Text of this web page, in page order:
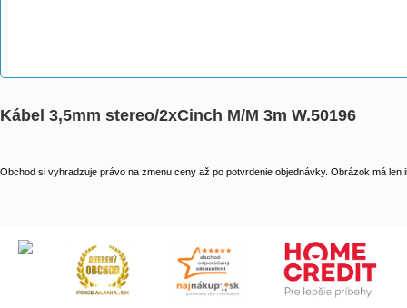
Kábel 3,5mm stereo/2xCinch M/M 3m W.50196
Obchod si vyhradzuje právo na zmenu ceny až po potvrdenie objednávky. Obrázok má len